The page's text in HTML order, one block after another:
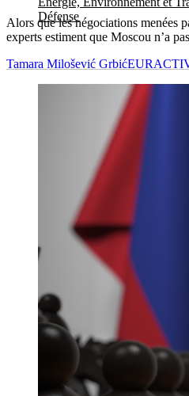
Défense
Alors que les négociations menées
experts estiment que Moscou n’a
Tamara Milošević Grbić